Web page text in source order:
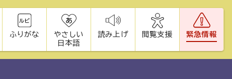
ふりがな
やさしい
日本語
読み上げ 閲覧支援 緊急情報